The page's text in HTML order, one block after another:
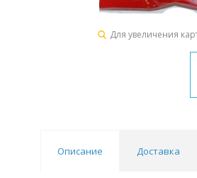
Для увеличения
Описание Доставка